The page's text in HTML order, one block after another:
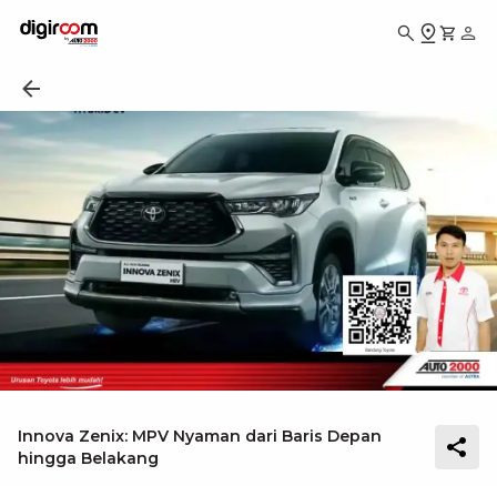
Innova Zenix: MPV Nyaman dari Baris Depan
hingga Belakang